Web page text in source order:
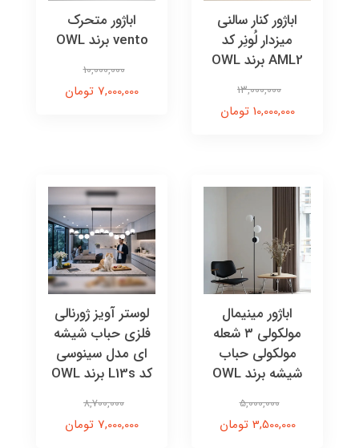
اباژور کنار سالنی
میزدار لُونِر کد
AML2 برند OWL
13,000,000
10,000,000 تومان
اباژور متحرک
vento برند OWL
10,000,000
7,000,000 تومان
اباژور مینیمال
مولکولی ۳ شعله
مولکولی حباب
شیشه برند OWL
5,000,000
3,500,000 تومان
لوستر آویز ژورنالی
فلزی حباب شیشه
ای مدل سینوسی
کد L13s برند OWL
8,700,000
7,000,000 تومان